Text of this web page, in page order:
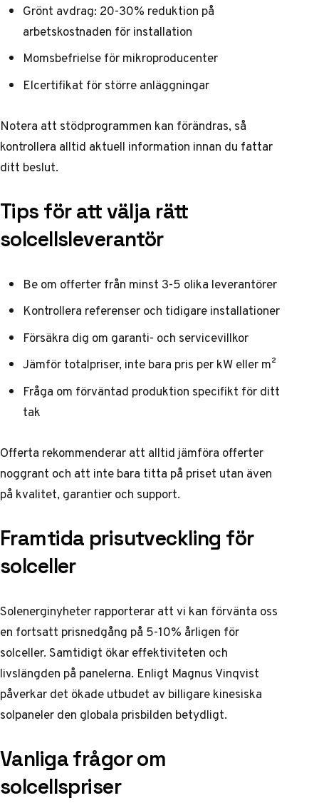
Grönt avdrag: 20-30% reduktion på
arbetskostnaden för installation
Momsbefrielse för mikroproducenter
Elcertifikat för större anläggningar
Notera att stödprogrammen kan förändras, så
kontrollera alltid aktuell information innan du fattar
ditt beslut.
Tips för att välja rätt
solcellsleverantör
Be om offerter från minst 3-5 olika leverantörer
Kontrollera referenser och tidigare installationer
Försäkra dig om garanti- och servicevillkor
Jämför totalpriser, inte bara pris per kW eller m²
Fråga om förväntad produktion specifikt för ditt
tak
Offerta rekommenderaratt alltid jämföra offerter
noggrant och att inte bara titta på priset utan även
på kvalitet, garantier och support.
Framtida prisutveckling för
solceller
Solenerginyheterrapporterar att vi kan förvänta oss
en fortsatt prisnedgång på 5-10% årligen för
solceller. Samtidigt ökar effektiviteten och
livslängden på panelerna. Enligt Magnus Vinqvist
påverkar det ökade utbudet av billigare kinesiska
solpaneler den globala prisbilden betydligt.
Vanliga frågor om
solcellspriser